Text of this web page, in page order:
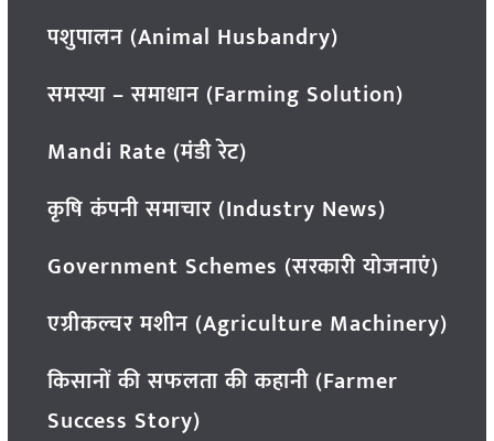
पशुपालन (Animal Husbandry)
समस्या – समाधान (Farming Solution)
Mandi Rate (मंडी रेट)
कृषि कंपनी समाचार (Industry News)
Government Schemes (सरकारी योजनाएं)
एग्रीकल्चर मशीन (Agriculture Machinery)
किसानों की सफलता की कहानी (Farmer
Success Story)